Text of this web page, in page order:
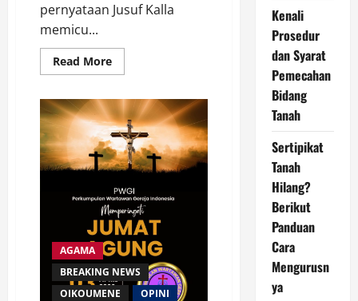
pernyataan Jusuf Kalla
memicu...
Read MoreRead
more
Versus
Martir:
Alkitab
Tidak
Pernah
Mengajarkan
Membunuh
Masuk
Surga
!
AGAMA
BREAKING NEWS
OIKOUMENE
OPINI
Kenali
Prosedur
dan Syarat
Pemecahan
Bidang
Tanah
Sertipikat
Tanah
Hilang?
Berikut
Panduan
Cara
Mengurusn
ya